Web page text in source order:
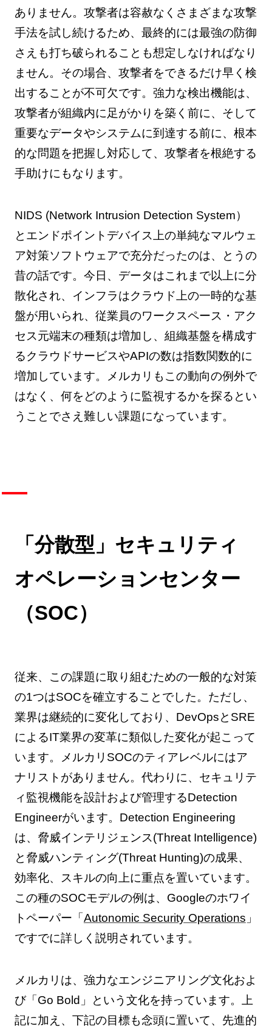
ありません。攻撃者は容赦なくさまざまな攻撃
手法を試し続けるため、最終的には最強の防御
さえも打ち破られることも想定しなければなり
ません。その場合、攻撃者をできるだけ早く検
出することが不可欠です。強力な検出機能は、
攻撃者が組織内に足がかりを築く前に、そして
重要なデータやシステムに到達する前に、根本
的な問題を把握し対応して、攻撃者を根絶する
手助けにもなります。
NIDS (Network Intrusion Detection System）
とエンドポイントデバイス上の単純なマルウェ
ア対策ソフトウェアで充分だったのは、とうの
昔の話です。今日、データはこれまで以上に分
散化され、インフラはクラウド上の一時的な基
盤が用いられ、従業員のワークスペース・アク
セス元端末の種類は増加し、組織基盤を構成す
るクラウドサービスやAPIの数は指数関数的に
増加しています。メルカリもこの動向の例外で
はなく、何をどのように監視するかを探るとい
うことでさえ難しい課題になっています。
「分散型」セキュリティ
オペレーションセンター
（SOC）
従来、この課題に取り組むための一般的な対策
の1つはSOCを確立することでした。ただし、
業界は継続的に変化しており、DevOpsとSRE
によるIT業界の変革に類似した変化が起こって
います。メルカリSOCのティアレベルにはア
ナリストがありません。代わりに、セキュリテ
ィ監視機能を設計および管理するDetection
Engineerがいます。Detection Engineering
は、脅威インテリジェンス(Threat Intelligence)
と脅威ハンティング(Threat Hunting)の成果、
効率化、スキルの向上に重点を置いています。
この種のSOCモデルの例は、Googleのホワイ
トペーパー「 Autonomic Security Operations 」
ですでに詳しく説明されています。
メルカリは、強力なエンジニアリング文化およ
び「Go Bold」という文化を持っています。上
記に加え、下記の目標も念頭に置いて、先進的